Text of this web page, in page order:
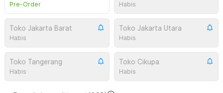
Pre-Order Habis
Toko Jakarta Barat
Habis
Toko Jakarta Utara
Habis
Toko Tangerang
Habis
Toko Cikupa
Habis